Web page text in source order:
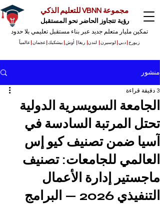
مجموعة VBNN للتعليم الذكي
رؤية تتجاوز الحاضر نحو المستقبل
تمكين مليار متعلم جديد عبر بناء مستقبل تعليمي بلا حدود
زيورخ دبي لوسيرن لندن ريغا أوش بيشكيك عجمان |عالمياً
منشور
الجامعة السويسرية الدولية
تحتل المرتبة السادسة في
آسيا ضمن تصنيف كيو إس
العالمي للجامعات: تصنيف
ماجستير إدارة الأعمال
التنفيذي 2026 — البرامج
3 دقيقة قراءة